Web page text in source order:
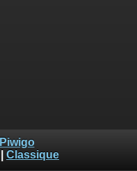
Piwigo
Classique